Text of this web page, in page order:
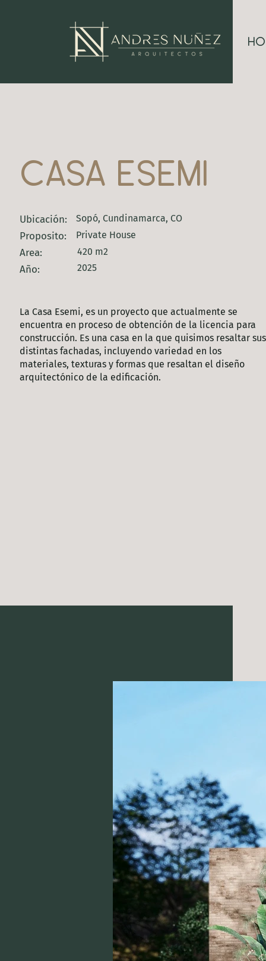
casa esemi
Ubicación:
Proposito:
Area:
Año:
Sopó, Cundinamarca, CO
Private House
420 m2
2025
La Casa Esemi, es un proyecto que actualmente se
encuentra en proceso de obtención de la licencia para
construcción. Es una casa en la que quisimos resaltar sus
distintas fachadas, incluyendo variedad en los
materiales, texturas y formas que resaltan el diseño
arquitectónico de la edificación.